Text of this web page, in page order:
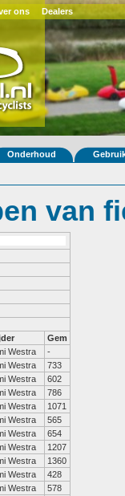
ons Dealers
Onderhoud
van
Gem
Westra
-
Westra
733
Westra
602
Westra
786
Westra
1071
Westra
565
Westra
654
Westra
1207
Westra
1360
Westra
428
Westra
578